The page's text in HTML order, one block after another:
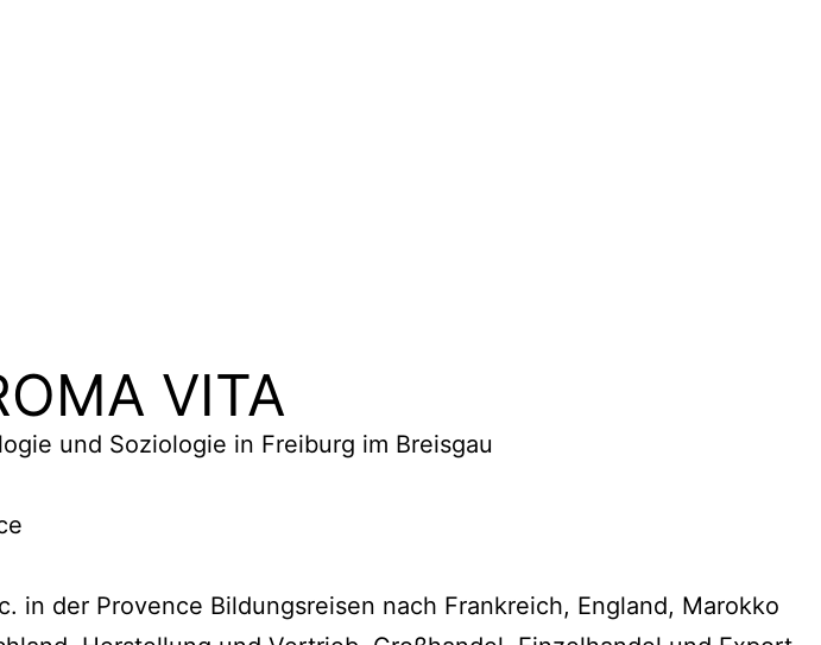
VITA
und Soziologie in Freiburg im Breisgau
der Provence Bildungsreisen nach Frankreich, England, Marokko